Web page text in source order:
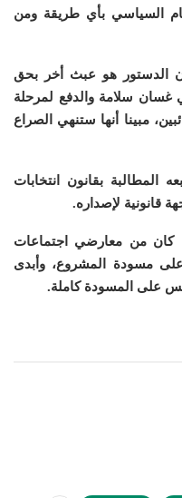
السياسي بأي طريقة ومن
الدستور هو عبث أخر بحق
غسان سلامة والدفع لمرحلة
مبينا أنها ستنهي الصراع
المطالبة بقانون انتخابات
قانونية لإصداره.
كان من معارضي اجتماعات
مسودة المشروع، وأبدى
على المسودة كاملة.